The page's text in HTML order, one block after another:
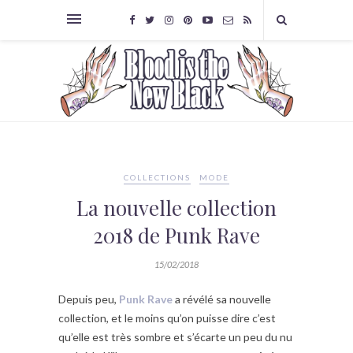
COLLECTIONS MODE
La nouvelle collection
2018 de Punk Rave
15/02/2018
Depuis peu, Punk Ravea révélé sa nouvelle
collection, et le moins qu’on puisse dire c’est
qu’elle est très sombre et s’écarte un peu du nu